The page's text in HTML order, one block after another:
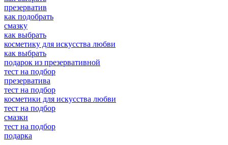
презерватив
как подобрать
смазку
как выбрать
косметику для искусства любви
как выбрать
подарок из презервативной
тест на подбор
презерватива
тест на подбор
косметики для искусства любви
тест на подбор
смазки
тест на подбор
подарка